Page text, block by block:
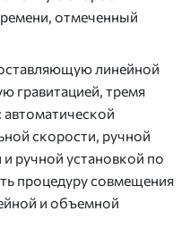
отмеченный
линейной
гравитацией, тремя
скорости, ручной
ручной установкой по
процедуру совмещения
и объемной